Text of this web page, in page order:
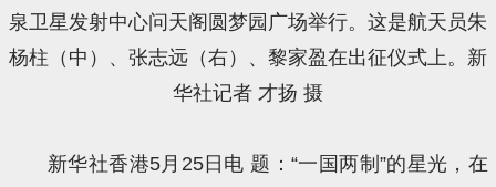
泉卫星发射中心问天阁圆梦园广场举行。这是航天员朱
杨柱（中）、张志远（右）、黎家盈在出征仪式上。新
华社记者 才扬 摄
新华社香港5月25日电 题：“一国两制”的星光，在